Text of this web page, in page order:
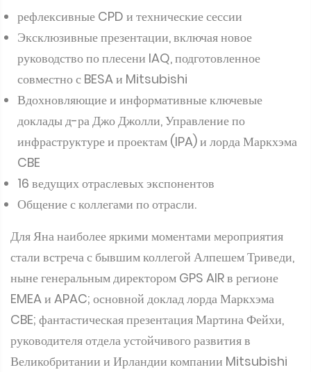
рефлексивные CPD и технические сессии
Эксклюзивные презентации, включая новое
руководство по плесени IAQ, подготовленное
совместно с BESA и Mitsubishi
Вдохновляющие и информативные ключевые
доклады д-ра Джо Джолли, Управление по
инфраструктуре и проектам (IPA) и лорда Маркхэма
CBE
16 ведущих отраслевых экспонентов
Общение с коллегами по отрасли.
Для Яна наиболее яркими моментами мероприятия
стали встреча с бывшим коллегой Алпешем Триведи,
ныне генеральным директором GPS AIR в регионе
EMEA и APAC; основной доклад лорда Маркхэма
CBE; фантастическая презентация Мартина Фейхи,
руководителя отдела устойчивого развития в
Великобритании и Ирландии компании Mitsubishi